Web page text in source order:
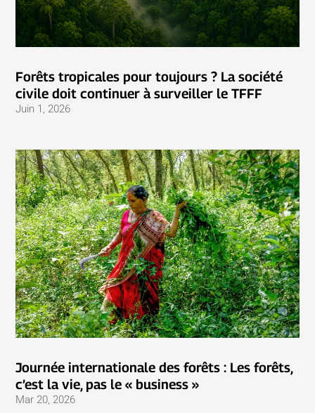
Forêts tropicales pour toujours ? La société
civile doit continuer à surveiller le TFFF
Juin 1, 2026
Journée internationale des forêts : Les forêts,
c’est la vie, pas le « business »
Mar 20, 2026